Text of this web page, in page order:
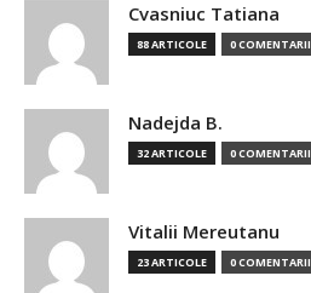
Cvasniuc Tatiana
88 ARTICOLE 0 COMENTARII
Nadejda B.
32 ARTICOLE 0 COMENTARII
Vitalii Mereutanu
23 ARTICOLE 0 COMENTARII